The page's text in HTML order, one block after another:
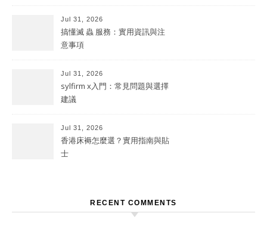
Jul 31, 2026
搞懂滅 蟲 服務：實用資訊與注
意事項
Jul 31, 2026
sylfirm x入門：常見問題與選擇
建議
Jul 31, 2026
香港床褥怎麼選？實用指南與貼
士
RECENT COMMENTS